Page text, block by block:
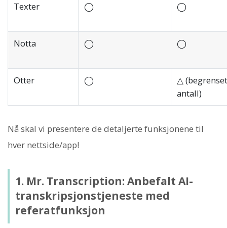
Texter ◯ ◯
Notta ◯ ◯
Otter ◯
△ (begrenset
antall)
Nå skal vi presentere de detaljerte funksjonene til
hver nettside/app!
1. Mr. Transcription: Anbefalt AI-
transkripsjonstjeneste med
referatfunksjon